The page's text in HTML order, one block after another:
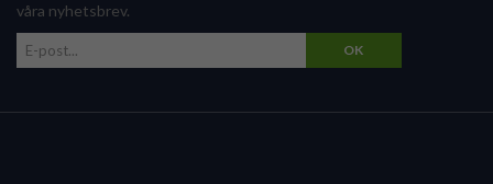
våra nyhetsbrev.
OK